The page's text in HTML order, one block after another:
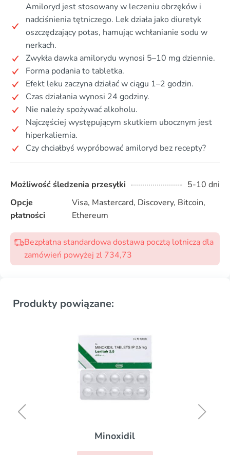
Amiloryd jest stosowany w leczeniu obrzęków i
nadciśnienia tętniczego. Lek działa jako diuretyk
oszczędzający potas, hamując wchłanianie sodu w
nerkach.
Zwykła dawka amilorydu wynosi 5–10 mg dziennie.
Forma podania to tabletka.
Efekt leku zaczyna działać w ciągu 1–2 godzin.
Czas działania wynosi 24 godziny.
Nie należy spożywać alkoholu.
Najczęściej występującym skutkiem ubocznym jest
hiperkaliemia.
Czy chciałbyś wypróbować amiloryd bez recepty?
Możliwość śledzenia przesyłki
5-10 dni
Opcje
płatności
Visa, Mastercard, Discovery, Bitcoin,
Ethereum
Bezpłatna standardowa dostawa pocztą lotniczą dla
zamówień powyżej zl 734,73
Produkty powiązane:
Minoxidil